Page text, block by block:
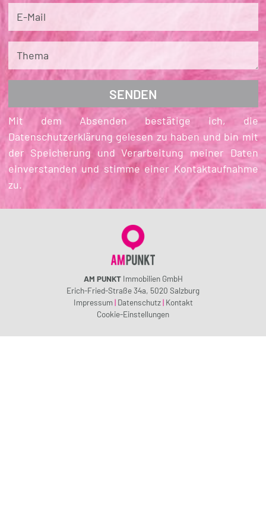
E-Mail
Thema
Mit dem Absenden bestätige ich, die
Datenschutzerklärung gelesen zu haben und bin mit
der Speicherung und Verarbeitung meiner Daten
einverstanden und stimme einer Kontaktaufnahme
zu.
AM PUNKTImmobilien GmbH
Erich-Fried-Straße 34a, 5020 Salzburg
Impressum | Datenschutz | Kontakt
Cookie-Einstellungen